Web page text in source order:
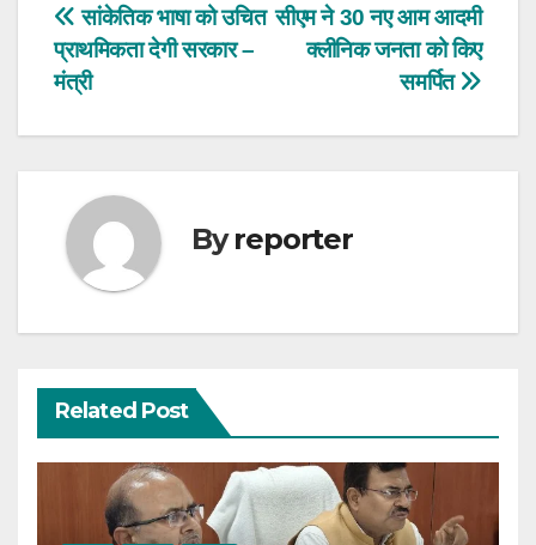
Post
navigation
सीएम ने 30 नए आम आदमी
क्लीनिक जनता को किए
समर्पित
सांकेतिक भाषा को उचित
प्राथमिकता देगी सरकार –
मंत्री
Byreporter
Related Post